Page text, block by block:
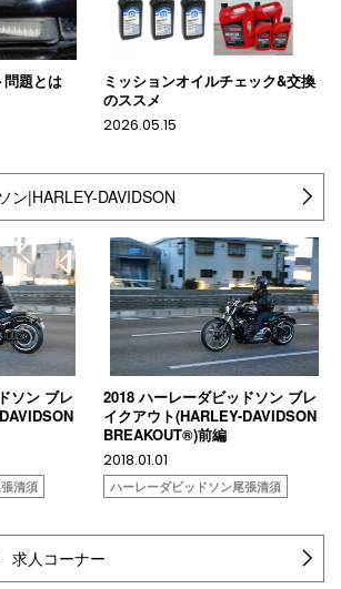
題とは
ミッションオイルチェック&交換
のススメ
2026.05.15
ン|HARLEY-DAVIDSON
ソン ブレ
清須
2018 ハーレーダビッドソン ブレ
イクアウト(HARLEY-DAVIDSON
BREAKOUT®)前編
2018.01.01
ハーレーダビッドソン尾張清須
人コーナー